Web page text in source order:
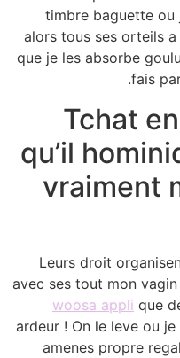
timbre baguette ou
alors tous ses orteils
que je les absorbe
fais
Tchat
qu’il
vraiment
Leurs droit
avec ses tout mon
woosa appli que
ardeur ! On le leve ou
amenes propre